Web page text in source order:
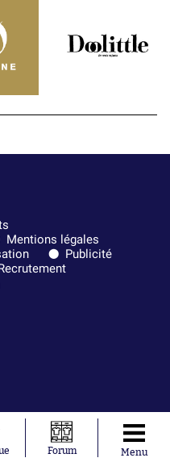
Mentions légales
Publicité
Forum Menu